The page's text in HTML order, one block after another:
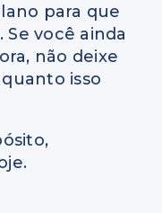
para que
Se você ainda
não deixe
isso